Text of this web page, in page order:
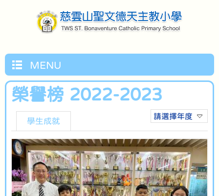
MENU
榮譽榜 2022-2023
請選擇年度
學生成就